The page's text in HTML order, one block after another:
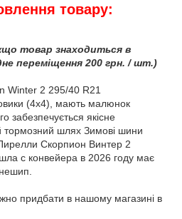
товару:
товар знаходиться в
переміщення 200 грн. / шт.)
Winter 2 295/40 R21
(4х4), мають малюнок
забезпечується якісне
тормозний шлях Зимові шини
Скорпион Винтер 2
с конвейера в 2026 году має
придбати в нашому магазині в